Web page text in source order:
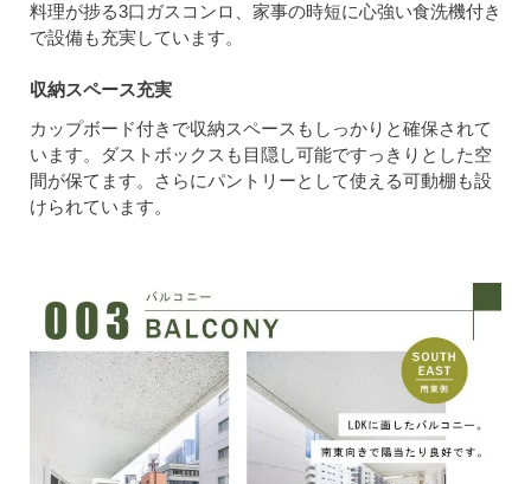
料理が捗る3口ガスコンロ、家事の時短に心強い食洗機付き
で設備も充実しています。
収納スペース充実
カップボード付きで収納スペースもしっかりと確保されて
います。ダストボックスも目隠し可能ですっきりとした空
間が保てます。さらにパントリーとして使える可動棚も設
けられています。